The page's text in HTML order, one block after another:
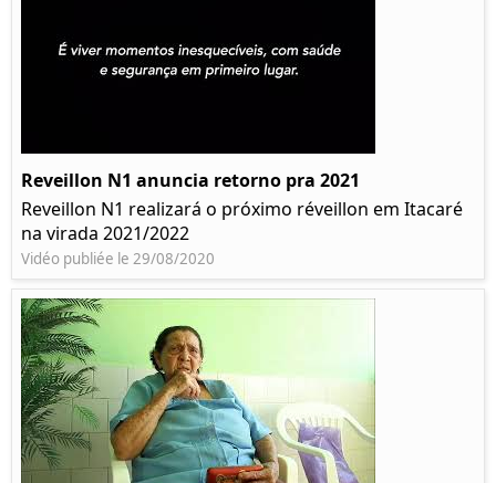
Reveillon N1 anuncia retorno pra 2021
Reveillon N1 realizará o próximo réveillon em Itacaré
na virada 2021/2022
Vidéo publiée le 29/08/2020